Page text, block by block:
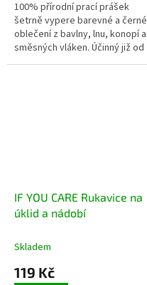
100% přírodní prací prášek
šetrně vypere barevné a černé
oblečení z bavlny, lnu, konopí a
směsných vláken. Účinný již od
40ºC. Bez přidané parfemace.
IF YOU CARE Rukavice na
úklid a nádobí
Skladem
119 Kč